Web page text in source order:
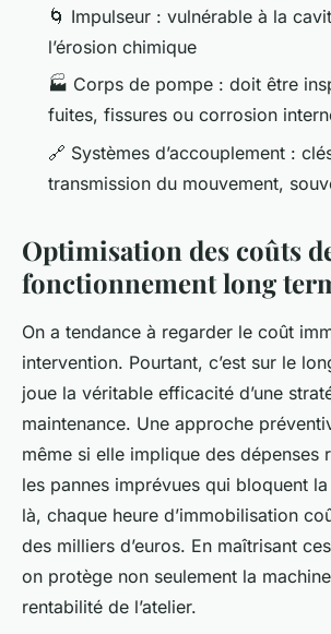
🌀 Impulseur : vulnérable à la
l’érosion chimique
🏭 Corps de pompe : doit être
fuites, fissures ou corrosion
🔗 Systèmes d’accouplement :
transmission du mouvement,
Optimisation des coûts
fonctionnement long
On a tendance à regarder le coût
intervention. Pourtant, c’est sur le
joue la véritable efficacité d’une
maintenance. Une approche
même si elle implique des dépenses
les pannes imprévues qui bloquent
là, chaque heure d’immobilisation
des milliers d’euros. En maîtrisant
on protège non seulement la
rentabilité de l’atelier.